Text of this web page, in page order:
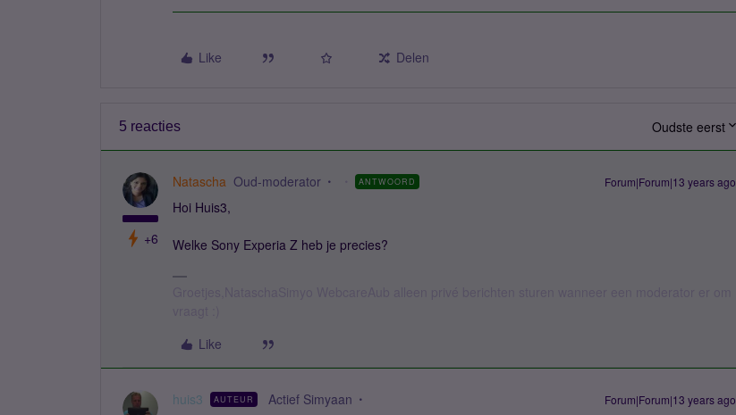
Like Delen
5 reacties Oudste eerst
+6
Natascha Oud-moderator ANTWOORD Forum|Forum|13 years ago
Hoi Huis3,
Welke Sony Experia Z heb je precies?
Like
huis3 AUTEUR Actief Simyaan Forum|Forum|13 years ago